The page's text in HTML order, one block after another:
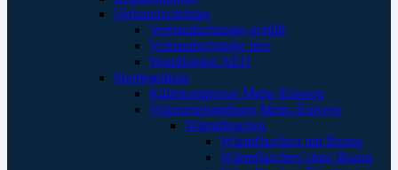
Verbandschränke
Verbandschränke gefüllt
Verbandschränke leer
Wandkästen AED
Sportmedizin
Kältekompresse Mehr-/Einweg
Wärmebehandlung Mehr-/Einweg
Wärmflaschen
Wärmflaschen mit Bezug
Wärmflaschen ohne Bezug